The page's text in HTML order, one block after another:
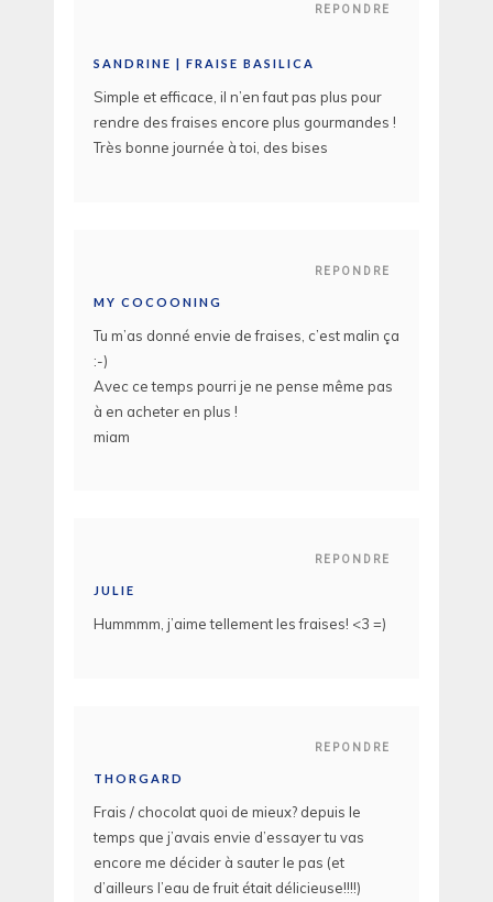
REPONDRE
SANDRINE | FRAISE BASILICA
Simple et efficace, il n’en faut pas plus pour
rendre des fraises encore plus gourmandes !
Très bonne journée à toi, des bises
REPONDRE
MY COCOONING
Tu m’as donné envie de fraises, c’est malin ça
:-)
Avec ce temps pourri je ne pense même pas
à en acheter en plus !
miam
REPONDRE
JULIE
Hummmm, j’aime tellement les fraises! <3 =)
REPONDRE
THORGARD
Frais / chocolat quoi de mieux? depuis le
temps que j’avais envie d’essayer tu vas
encore me décider à sauter le pas (et
d’ailleurs l’eau de fruit était délicieuse!!!!)